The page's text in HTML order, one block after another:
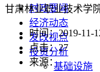
时政要闻
经济动态
发改视点
投资分析
基础设施
甘肃林业职业技术学
时间：2019-11-
点击：27
来源：